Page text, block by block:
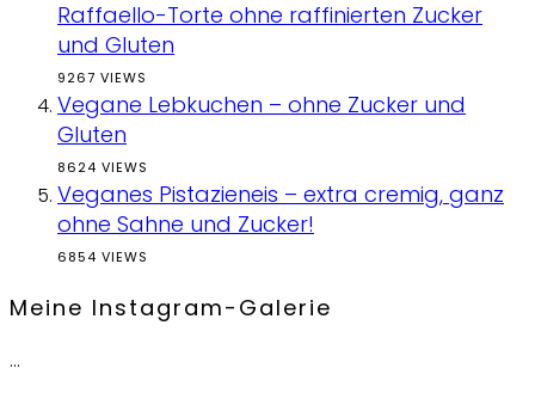
Raffaello-Torte ohne raffinierten Zucker
und Gluten
9267 VIEWS
Vegane Lebkuchen – ohne Zucker und
Gluten
8624 VIEWS
Veganes Pistazieneis – extra cremig, ganz
ohne Sahne und Zucker!
6854 VIEWS
Meine Instagram-Galerie
…